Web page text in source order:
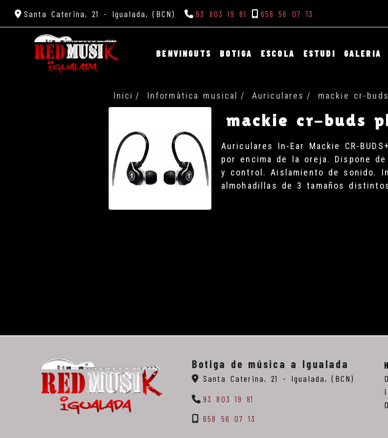
Santa Caterina, 21 - Igualada,(BCN) 93 803 19 81 658 56 07 13
BENVINGUTS BOTIGA ESCOLA ESTUDI GALERIA
Inici Informàtica musical Auriculares mackie cr-
mackie cr-buds
Auriculares In-Ear Mackie CR-
por encima de la oreja. Dispone
y control. Aislamiento de sonido.
almohadillas de 3 tamaños
Botiga de música a Igualada
Santa Caterina, 21 - Igualada,(BCN)
93 803 19 81
658 56 07 13